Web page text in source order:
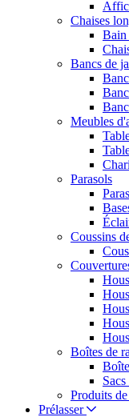
Chaises
Bain
Bancs de
Meubles
Parasols
Coussins
Boîtes de
Produits
Prélasser